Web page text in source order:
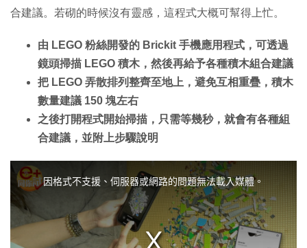
合建議。若砌的時候沒有靈感，這程式大概可幫得上忙。
由 LEGO 粉絲開發的 Brickit 手機應用程式，可透過
鏡頭掃描 LEGO 積木，然後再給予各種積木組合建議
把 LEGO 弄散排列整齊至地上，避免互相重疊，積木
數量建議 150 塊左右
之後打開程式開始掃描，只需等幾秒，就會有各種組
合建議，並附上步驟說明
a
因格式不支援、伺服器或網路的問題無法載入媒體。